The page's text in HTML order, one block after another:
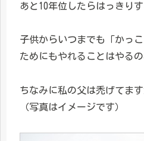
あと10年位したらはっきり
子供からいつまでも「かっ
ためにもやれることはやるの
ちなみに私の父は禿げてま
（写真はイメージです）